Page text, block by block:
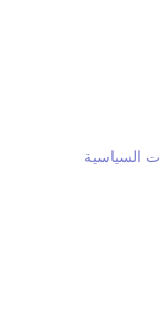
السياسية